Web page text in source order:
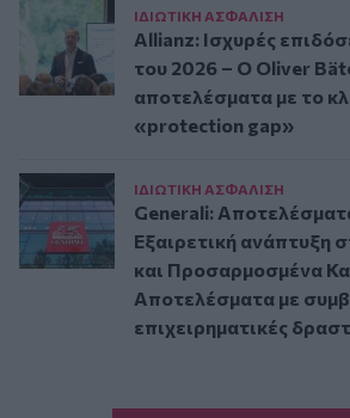
ΙΔΙΩΤΙΚΗ ΑΣΦAΛΙΣΗ
Allianz: Ισχυρές
του 2026 – Ο Oliver
αποτελέσματα με το
«protection gap»
ΙΔΙΩΤΙΚΗ ΑΣΦAΛΙΣΗ
Generali:
Εξαιρετική ανάπτυξη
και Προσαρμοσμένα
Αποτελέσματα με
επιχειρηματικές